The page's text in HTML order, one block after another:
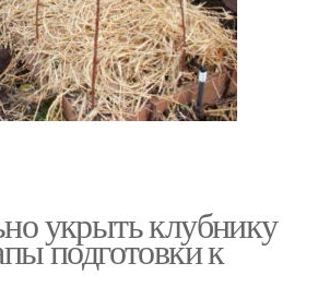
укрыть клубнику
подготовки к